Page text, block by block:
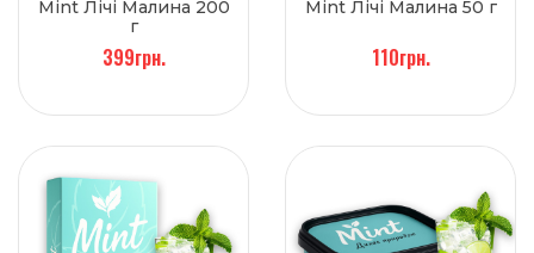
Mint Лічі Малина 200
г
399грн.
Mint Лічі Малина 50 г
110грн.